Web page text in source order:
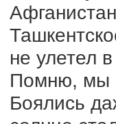
не улетел
Помню, мы
Боялись